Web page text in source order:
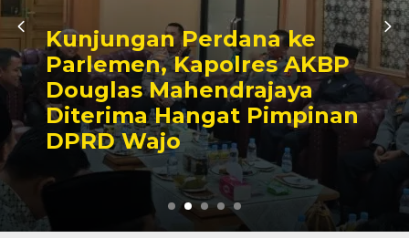
Awali Tugas sebagai
Kabagbinkar, AKBP Fantry
Taherong Tekankan
Kebersihan dan Disiplin
Demi Kepuasan Publik